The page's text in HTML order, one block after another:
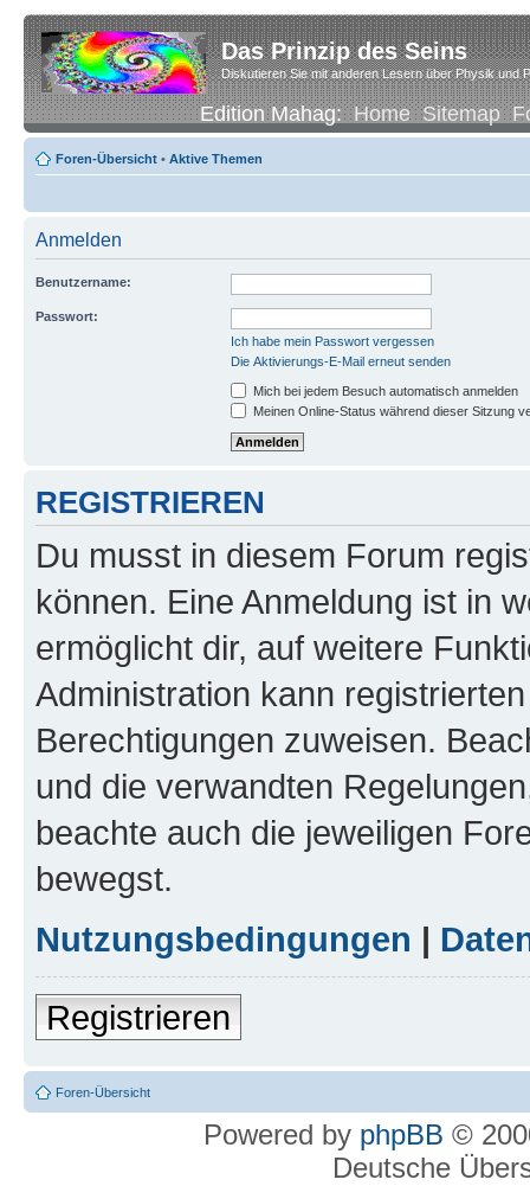
Das Prinzip des Seins
Diskutieren Sie mit anderen Lesern über Physik und
Edition Mahag:Home Sitemap
Foren-Übersicht • Aktive Themen
Anmelden
Benutzername:
Passwort:
Ich habe mein Passwort vergessen
Die Aktivierungs-E-Mail erneut senden
Mich bei jedem Besuch automatisch anmelden
Meinen Online-Status während dieser Sitzung
REGISTRIEREN
Du musst in diesem Forum
können. Eine Anmeldung ist in
ermöglicht dir, auf weitere
Administration kann
Berechtigungen zuweisen.
und die verwandten
beachte auch die jeweiligen
bewegst.
Nutzungsbedingungen |
Registrieren
Foren-Übersicht
Powered by phpBB ©
Deutsche